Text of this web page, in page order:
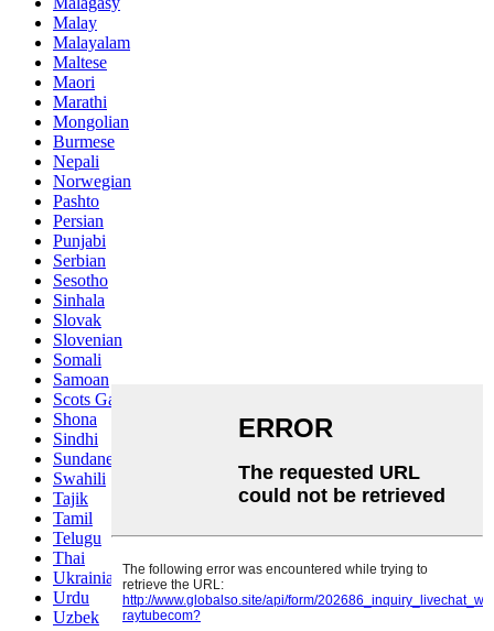
Malay
Malayalam
Maltese
Maori
Marathi
Mongolian
Burmese
Nepali
Norwegian
Pashto
Persian
Punjabi
Serbian
Sesotho
Sinhala
Slovak
Slovenian
Somali
Samoan
Scots Gaelic
Shona
Sindhi
Sundanese
Swahili
Tajik
Tamil
Telugu
Thai
Ukrainian
Urdu
Uzbek